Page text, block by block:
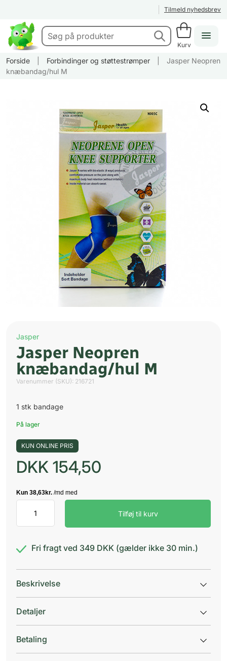
Tilmeld nyhedsbrev
Kurv
Forside Forbindinger og støttestrømper
Jasper Neopren
knæbandag/hul M
Jasper
Jasper Neopren
knæbandag/hul M
Varenummer (SKU): 216721
1 stk bandage
På lager
KUN ONLINE PRIS
DKK 154,50
Neopren
knæbandag/hul
antal
Tilføj til kurv
Fri fragt ved 349 DKK (gælder ikke 30 min.)
Beskrivelse
Detaljer
Betaling